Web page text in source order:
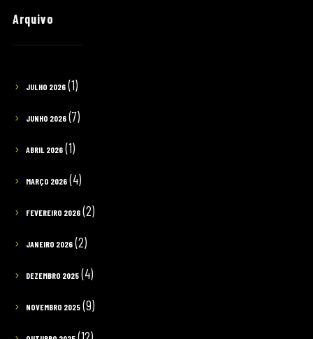
Arquivo
JULHO 2026(1)
JUNHO 2026(7)
ABRIL 2026(1)
MARÇO 2026(4)
FEVEREIRO 2026(2)
JANEIRO 2026(2)
DEZEMBRO 2025(4)
NOVEMBRO 2025(9)